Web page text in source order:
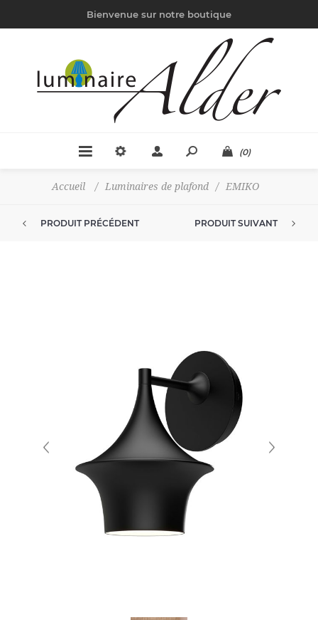
Bienvenue sur notre boutique
(0)
Accueil / Luminaires de plafond / EMIKO
PRODUIT PRÉCÉDENT PRODUIT SUIVANT